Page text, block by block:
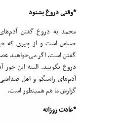
*وقتی دروغ بشنود
محمد به دروغ گفتن
حساس است و از چیزی که
گفتن است. اگر می‌خواهید
دروغ بگویید. البته این جور
آدم‌های راستگو و اهل
گزارش ما هم همینطور است.
*عادت روزانه